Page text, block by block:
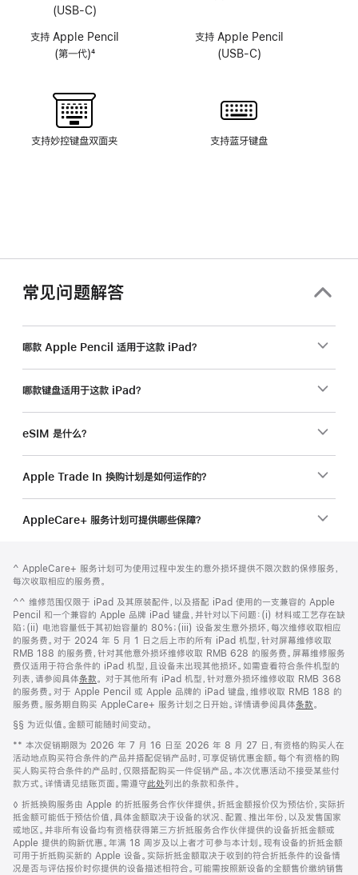
头
统
(USB-C)
支持 Apple Pencil
(第一代)4
支持妙控键盘双面夹
统
支持 Apple Pencil
(USB-C)
支持蓝牙键盘
常见问题解答
哪款 Apple Pencil 适用于这款 iPad？
哪款键盘适用于这款 iPad？
eSIM 是什么？
Apple Trade In 换购计划是如何运作的？
AppleCare+ 服务计划可提供哪些保障？
页
页
脚
注
脚
注
^ AppleCare+ 服务计划可为使用过程中发生的意外损坏提供不限次数的保修服务，
每次收取相应的服务费。
脚
注
^^ 维修范围仅限于 iPad 及其原装配件，以及搭配 iPad 使用的一支兼容的 Apple
Pencil 和一个兼容的 Apple 品牌 iPad 键盘，并针对以下问题：(i) 材料或工艺存在缺
陷；(ii) 电池容量低于其初始容量的 80%；(iii) 设备发生意外损坏，每次维修收取相应
的服务费。对于 2024 年 5 月 1 日之后上市的所有 iPad 机型，针对屏幕维修收取
RMB 188 的服务费，针对其他意外损坏维修收取 RMB 628 的服务费。屏幕维修服务
费仅适用于符合条件的 iPad 机型，且设备未出现其他损坏。如需查看符合条件机型的
列表，请参阅具体条款。 对于其他所有 iPad 机型，针对意外损坏维修收取 RMB 368
的服务费。对于 Apple Pencil 或 Apple 品牌的 iPad 键盘，维修收取 RMB 188 的
服务费。服务期自购买 AppleCare+ 服务计划之日开始。详情请参阅具体条款。
脚
§§ 为近似值。金额可能随时间变动。
脚
注
** 本次促销期限为 2026 年 7 月 16 日至 2026 年 8 月 27 日，有资格的购买人在
活动地点购买符合条件的产品并搭配促销产品时，可享促销优惠金额。每个有资格的购
买人购买符合条件的产品时，仅限搭配购买一件促销产品。本次优惠活动不接受某些付
款方式。详情请见结账页面。需遵守此处列出的条款和条件。
脚
注
◊ 折抵换购服务由 Apple 的折抵服务合作伙伴提供。折抵金额报价仅为预估价，实际折
抵金额可能低于预估价值，具体金额取决于设备的状况、配置、推出年份，以及发售国家
或地区。并非所有设备均有资格获得第三方折抵服务合作伙伴提供的设备折抵金额或
Apple 提供的购新优惠。年满 18 周岁及以上者才可参与本计划。现有设备的折抵金额
可用于折抵购买新的 Apple 设备。实际折抵金额取决于收到的符合折抵条件的设备情
况是否与评估报价时你提供的设备描述相符合。可能需按照新设备的全额售价缴纳销售